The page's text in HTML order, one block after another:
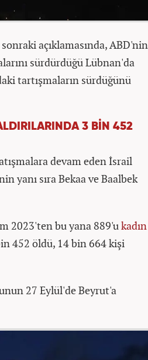
açıklamasında, ABD'nin
sürdürdüğü Lübnan'da
tartışmaların sürdüğünü
3 BİN 452
devam eden İsrail
yanı sıra Bekaa ve Baalbek
2023'ten bu yana 889'u kadın
452 öldü, 14 bin 664 kişi
27 Eylül'de Beyrut'a